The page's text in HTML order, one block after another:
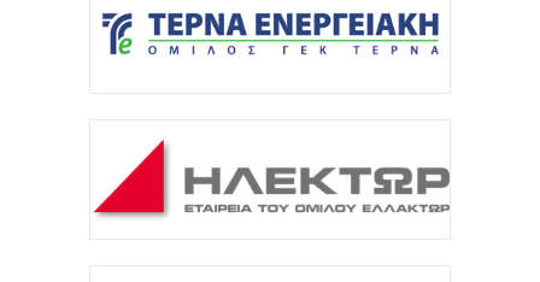
Θεσσαλονίκη: Οι αλλαγές στις λεωφορειακές
γραμμές που θα ισχύσουν με τη λειτουργία της
Υποχώρησε στο 3,4% ο πληθωρισμός τον Ιούλιο